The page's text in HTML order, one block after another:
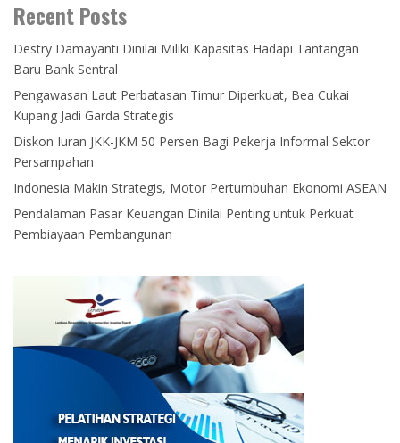
Recent Posts
Destry Damayanti Dinilai Miliki Kapasitas Hadapi Tantangan
Baru Bank Sentral
Pengawasan Laut Perbatasan Timur Diperkuat, Bea Cukai
Kupang Jadi Garda Strategis
Diskon Iuran JKK-JKM 50 Persen Bagi Pekerja Informal Sektor
Persampahan
Indonesia Makin Strategis, Motor Pertumbuhan Ekonomi ASEAN
Pendalaman Pasar Keuangan Dinilai Penting untuk Perkuat
Pembiayaan Pembangunan